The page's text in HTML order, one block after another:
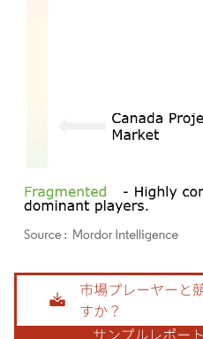
画像 © Mordor Intelligence。再利用に